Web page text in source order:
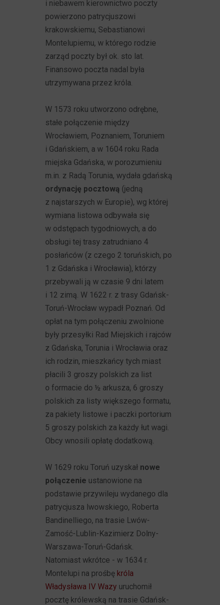
i niebawem kierownictwo poczty
powierzono patrycjuszowi
krakowskiemu, Sebastianowi
Montelupiemu, w którego rodzie
zarząd poczty był ok. sto lat.
Finansowo poczta nadal była
utrzymywana przez króla.
W 1573 roku utworzono odrębne,
stałe połączenie między
Wrocławiem, Poznaniem, Toruniem
i Gdańskiem, a w 1604 roku Rada
miejska Gdańska, w porozumieniu
m.in. z Radą Torunia, wydała gdańską
ordynację pocztową (jedną
z najstarszych w Europie), wg której
wymiana listowa odbywała się
w odstępach tygodniowych, a do
obsługi tej trasy zatrudniano 4
posłańców (z czego 2 toruńskich, po
1 z Gdańska i Wrocławia), którzy
przebywali ją w czasie 9 dni latem
i 12 zimą. W 1622 r. z trasy Gdańsk-
Toruń-Wrocław wypadł Poznań. Od
opłat na tym połączeniu zwolnione
były przesyłki Rad Miejskich i rajców
z Gdańska, Torunia i Wrocławia oraz
ich rodzin, mieszkańcy tych miast
płacili 3 groszy polskich za list
o formacie do ½ arkusza, 6 groszy
polskich za listy większego formatu,
za pakiety listowe i paczki portorium
5 groszy polskich za każdy łut wagi.
Obcy wnosili opłatę dodatkową.
W 1629 roku Toruń uzyskał nowe
połączenie ustanowione na
podstawie przywileju wydanego dla
patrycjusza lwowskiego, Roberta
Bandinelliego, na trasie Lwów-
Zamość-Lublin-Kazimierz Dolny-
Warszawa-Toruń-Gdańsk.
Natomiast wkrótce - w 1634 r.
Montelupi na prośbę króla
Władysława IV Wazy uruchomił
pocztę królewską na trasie Gdańsk-